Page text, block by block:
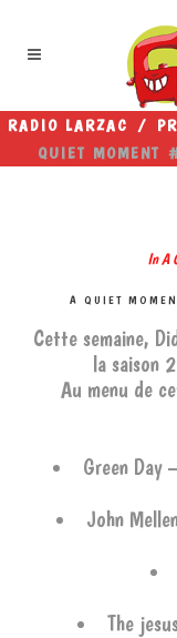
RADIO LARZAC /
QUIET
In A
A QUIET
Cette semaine,
la saison
Au menu de
Green Day
John
The